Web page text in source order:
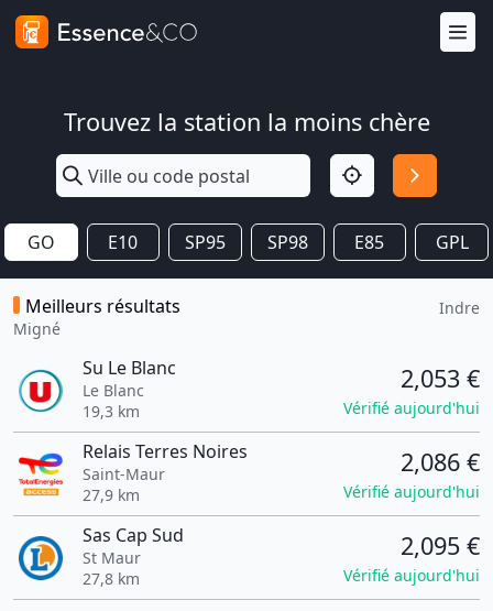
Trouvez la station la moins chère
GO E10 SP95 SP98 E85 GPL
Meilleurs résultats
Migné
Indre
Su Le Blanc
Le Blanc
19,3 km
2,053 €
Vérifié aujourd'hui
Relais Terres Noires
Saint-Maur
27,9 km
2,086 €
Vérifié aujourd'hui
Sas Cap Sud
St Maur
27,8 km
2,095 €
Vérifié aujourd'hui